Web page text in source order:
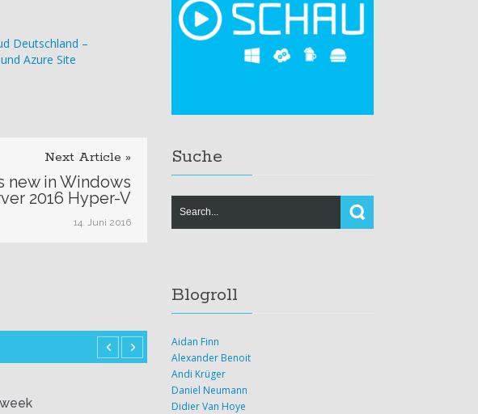
Deutschland –
Azure Site
Next Article »
new in Windows
2016 Hyper-V
14. Juni 2016
[NEWS] Azure News of the week
Suche
Blogroll
Aidan Finn
Alexander Benoit
Andi Krüger
Daniel Neumann
Didier Van Hoye